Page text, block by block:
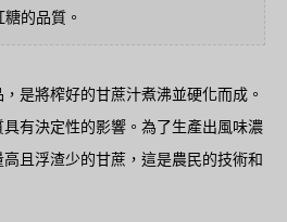
的品質。
是將榨好的甘蔗汁煮沸並硬化而成。
有決定性的影響。為了生產出風味濃
且浮渣少的甘蔗，這是農民的技術和